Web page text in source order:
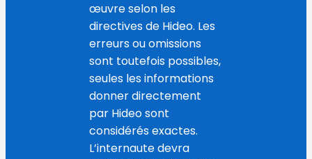
œuvre selon les
directives de Hideo. Les
erreurs ou omissions
sont toutefois possibles,
seules les informations
donner directement
par Hideo sont
considérés exactes.
L’internaute devra